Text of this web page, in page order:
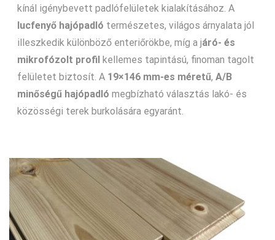
kínál igénybevett padlófelületek kialakításához. A
lucfenyő hajópadló természetes, világos árnyalata jól
illeszkedik különböző enteriőrökbe, míg a járó- és
mikrofózolt profil kellemes tapintású, finoman tagolt
felületet biztosít. A 19×146 mm-es méretű, A/B
minőségű hajópadló megbízható választás lakó- és
közösségi terek burkolására egyaránt.